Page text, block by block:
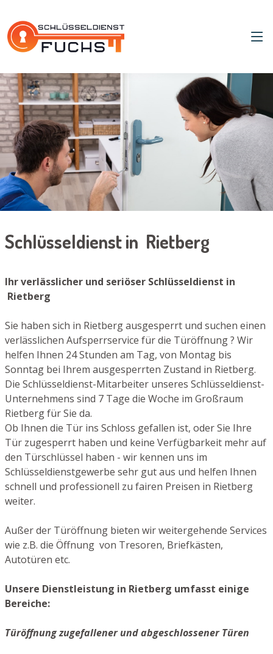
Schlüsseldienst in Rietberg
Ihr verlässlicher und seriöser Schlüsseldienst in
Rietberg
Sie haben sich in Rietberg ausgesperrt und suchen einen
verlässlichen Aufsperrservice für die Türöffnung ? Wir
helfen Ihnen 24 Stunden am Tag, von Montag bis
Sonntag bei Ihrem ausgesperrten Zustand in Rietberg.
Die Schlüsseldienst-Mitarbeiter unseres Schlüsseldienst-
Unternehmens sind 7 Tage die Woche im Großraum
Rietberg für Sie da.
Ob Ihnen die Tür ins Schloss gefallen ist, oder Sie Ihre
Tür zugesperrt haben und keine Verfügbarkeit mehr auf
den Türschlüssel haben - wir kennen uns im
Schlüsseldienstgewerbe sehr gut aus und helfen Ihnen
schnell und professionell zu fairen Preisen in Rietberg
weiter.
Außer der Türöffnung bieten wir weitergehende Services
wie z.B. die Öffnung von Tresoren, Briefkästen,
Autotüren etc.
Unsere Dienstleistung in Rietberg umfasst einige
Bereiche:
Türöffnung zugefallener und abgeschlossener Türen